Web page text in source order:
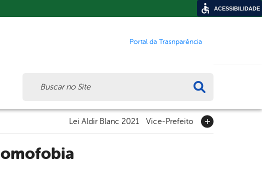
Portal da Trasnparência
Lei Aldir Blanc 2021 Vice-Prefeito
ACESSIBILIDADE